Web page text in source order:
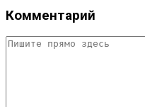
Комментарий